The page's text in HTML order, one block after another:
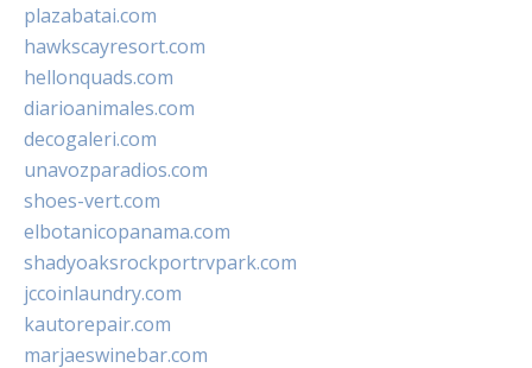
plazabatai.com
hawkscayresort.com
hellonquads.com
diarioanimales.com
decogaleri.com
unavozparadios.com
shoes-vert.com
elbotanicopanama.com
shadyoaksrockportrvpark.com
jccoinlaundry.com
kautorepair.com
marjaeswinebar.com